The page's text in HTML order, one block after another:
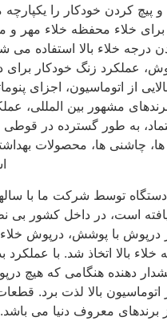
و پیچ کردن خودکار را
برای خلاء محفظه خلاء مهر و
درجه خلاء بالا استفاده می
عملکرد زنگ خودکار
از اتوماسیون، اجزای
مشهور بین المللی،
به طور گسترده در قوطی
چاشنی ها، محصولات
دستگاه توسط شرکت ما با
است، در داخل کشور بی
درپوش با پوشش، درپوش
خلاء بالا اتخاذ شد. با
دهنده هنگامی که هیچ
بالا لذت برد.
برندهای معروف دنیا می باشد.